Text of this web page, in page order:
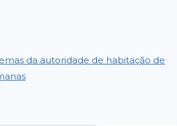
da autoridade de habitação de